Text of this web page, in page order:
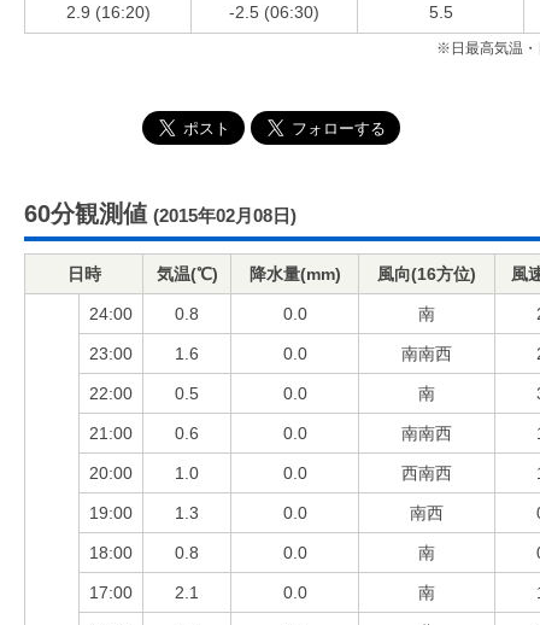
2.9 (16:20) -2.5 (06:30) 5.5
※日最高気温・
60分観測値 (2015年02月08日)
日時 気温(℃) 降水量(mm) 風向(16方位) 風
24:00 0.8 0.0 南
23:00 1.6 0.0 南南西
22:00 0.5 0.0 南
21:00 0.6 0.0 南南西
20:00 1.0 0.0 西南西
19:00 1.3 0.0 南西
18:00 0.8 0.0 南
17:00 2.1 0.0 南